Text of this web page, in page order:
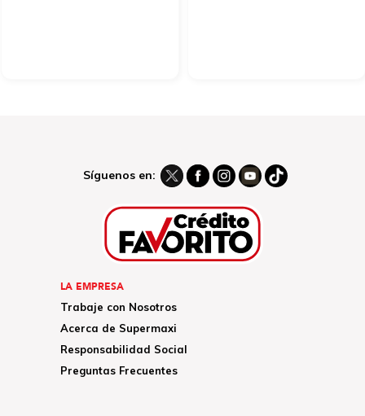
Síguenos en:
LA EMPRESA
Trabaje con Nosotros
Acerca de Supermaxi
Responsabilidad Social
Preguntas Frecuentes